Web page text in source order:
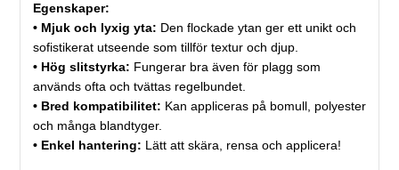
Egenskaper:
• Mjuk och lyxig yta: Den flockade ytan ger ett unikt och
sofistikerat utseende som tillför textur och djup.
• Hög slitstyrka: Fungerar bra även för plagg som
används ofta och tvättas regelbundet.
• Bred kompatibilitet: Kan appliceras på bomull, polyester
och många blandtyger.
• Enkel hantering: Lätt att skära, rensa och applicera!